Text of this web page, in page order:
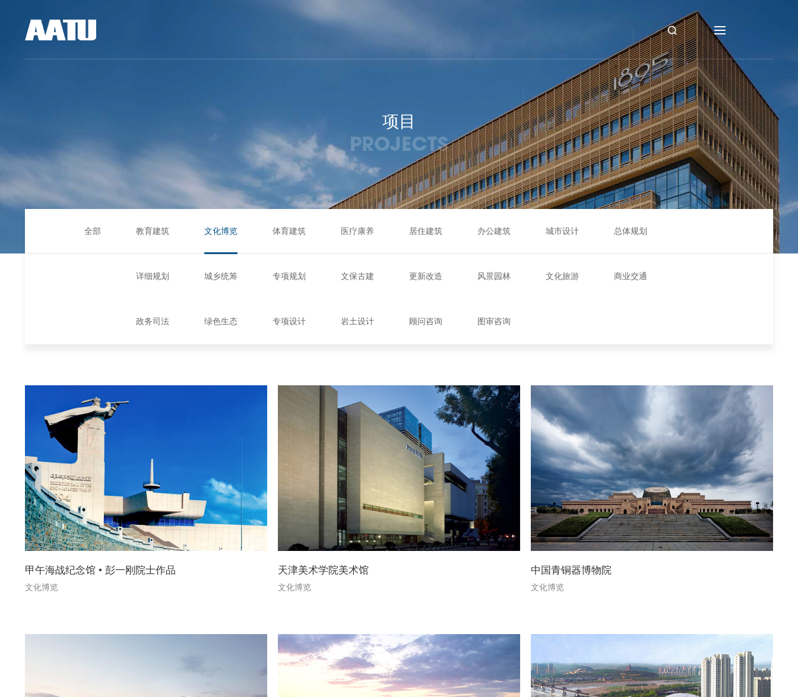
项目
PROJECTS
全部 教育建筑 文化博览 体育建筑 医疗康养 居住建筑 办公建筑 城市设计 总体规划
详细规划 城乡统筹 专项规划 文保古建 更新改造 风景园林 文化旅游 商业交通
政务司法 绿色生态 专项设计 岩土设计 顾问咨询 图审咨询
甲午海战纪念馆 • 彭一刚院士作品
文化博览
天津美术学院美术馆
文化博览
中国青铜器博物院
文化博览